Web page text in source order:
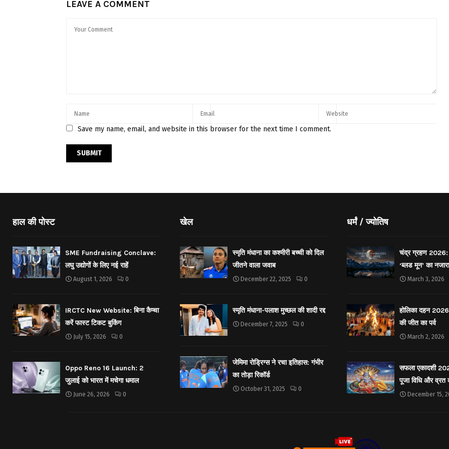
LEAVE A COMMENT
Save my name, email, and website in this browser for the next time I comment.
हाल की पोस्ट
SME Fundraising Conclave:
लघु उद्योगों के लिए नई राहें
August 1, 2026 0
IRCTC New Website: बिना कैप्चा
करें फास्ट टिकट बुकिंग
July 15, 2026 0
Oppo Reno 16 Launch: 2
जुलाई को भारत में मचेगा धमाल
June 26, 2026 0
खेल
स्मृति मंधाना का कश्मीरी बच्ची को दिल
जीतने वाला जवाब
December 22, 2025 0
स्मृति मंधाना-पलाश मुच्छल की शादी रद्द
December 7, 2025 0
जेमिमा रोड्रिग्स ने रचा इतिहास: गंभीर
का तोड़ा रिकॉर्ड
October 31, 2025 0
धर्मं / ज्योतिष
चंद्र ग्रहण 2026:
‘ब्लड मून’ का नजारा
March 3, 2026
होलिका दहन
की जीत का पर्व
March 2, 2026
सफला एकादशी
पूजा विधि और व्रत
December 15,